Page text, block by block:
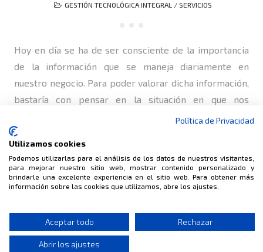
GESTIÓN TECNOLÓGICA INTEGRAL / SERVICIOS
Hoy en día se ha de ser consciente de la importancia
de la información que se maneja diariamente en
nuestro negocio. Para poder valorar dicha información,
bastaría con pensar en la situación en que nos
encontraríamos si mañana, al llegar a la oficina,
tuviéramos que trabajar sin los sistemas informáticos.
Los sistemas informáticos de la…
CONSULTORÍA · INFORMÁTICA · INTERNET
Aviso Legal
Política de Privacidad
Utilizamos cookies
Podemos utilizarlas para el análisis de los datos de nuestros visitantes,
para mejorar nuestro sitio web, mostrar contenido personalizado y
brindarle una excelente experiencia en el sitio web. Para obtener más
información sobre las cookies que utilizamos, abre los ajustes.
Aceptar todo Rechazar
Abrir los ajustes